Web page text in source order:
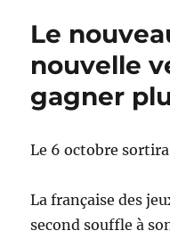
Le
nouvelle
gagner
Le 6 octobre
La française des
second souffle à